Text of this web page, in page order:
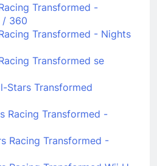
Transformed -
/ 360
Transformed - Nights
Transformed se
Stars Transformed
Racing Transformed -
Racing Transformed -